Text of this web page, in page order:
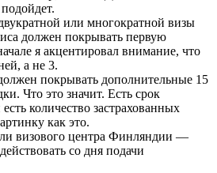
или многократной визы
должен покрывать первую
я акцентировал внимание, что
а не 3.
покрывать дополнительные 15
Что это значит. Есть срок
количество застрахованных
как это.
визового центра Финляндии —
со дня подачи